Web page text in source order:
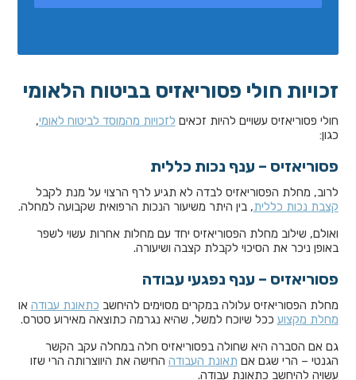
זכויות חולי פסוריאזיס בביטוח הלאומי
חולי פסוריאזיס עשויים להיות זכאים לזכויות מהמוסד לביטוח לאומי,
כגון:
פסוריאזיס – ענף נכות כללית
לרוב, מחלת הפסוריאזיס לבדה לא תגיע לרף הרצוי על מנת לקבל
קצבת נכות כללית, בין היתר משיעור הנכות הרפואית שקבועה למחלה.
ואולם, שילוב מחלת הפסוריאזיס יחד עם מחלות אחרות עשוי לשפר
באופן ניכר את הסיכוי לקבלת קצבה ושיעורה.
פסוריאזיס – ענף נפגעי עבודה
מחלת הפסוריאזיס עלולה במקרים מסוימים להיחשב כתאונת עבודה או
מחלת מקצוע ככל שיוכח למשל, שהיא נגרמה כתוצאה מאירוע סטרס.
גם אם הסברה היא שחולה בפסוריאזיס חלה במחלה עקב הקשר
הגנטי – הרי שגם אם תאונת העבודה החישה את היווצרותה הרי שזו
עשויה להיחשב כתאונת עבודה.